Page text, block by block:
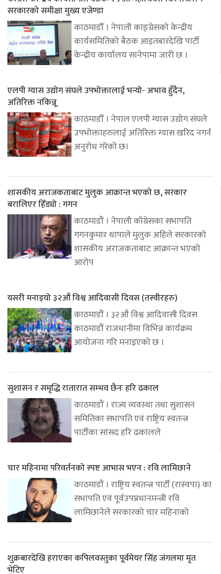
सरकारको समीक्षा मुख्य एजेण्डा
काठमाडौँ । नेपाली काङ्ग्रेसको केन्द्रीय
कार्यसमितिको बैठक आइतबारदेखि पार्टी
केन्द्रीय कार्यालय सानेपामा जारी छ ।
एलपी ग्यास उद्योग संघले उपभोक्तालाई भन्यो- अभाव हुँदैन,
अतिरिक्त नकिन्नू
काठमाडौँ । नेपाल एलपी ग्यास उद्योग संघले
उपभोक्ताहरुलाई अतिरिक्त ग्यास खरिद नगर्न
अनुरोध गरेको छ।
शासकीय अराजकताबाट मुलुक आक्रान्त भएको छ, सरकार
बरालिएर हिँड्यो : गगन
काठमाडौं । नेपाली काँग्रेसका सभापति
गगनकुमार थापाले मुलुक अहिले सरकारको
शासकीय अराजकताबाट आक्रान्त भएको
आरोप
यसरी मनाइयो ३२औं विश्व आदिवासी दिवस (तस्वीरहरु)
काठमाडौं । ३२औं विश्व आदिवासी दिवस
काठमाडौं राजधानीमा विभिन्न कार्यक्रम
आयोजना गरि मनाइएको छ ।
सुशासन र समृद्धि रातारात सम्भव छैनः हरि ढकाल
काठमाडौं । राज्य व्यवस्था तथा सुशासन
समितिका सभापति एवं राष्ट्रिय स्वतन्त्र
पार्टीका सांसद हरि ढकालले
चार महिनामा परिवर्तनको स्पष्ट आभास भएन : रवि लामिछाने
काठमाडौं । राष्ट्रिय स्वतन्त्र पार्टी (रास्वपा) का
सभापति एवं पूर्वउपप्रधानमन्त्री रवि
लामिछानेले सरकारको चार महिनाको
शुक्रबारदेखि हराएका कपिलवस्तुका पूर्वमेयर सिंह जंगलमा मृत
भेटिए